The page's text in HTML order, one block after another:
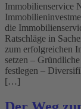
Immobilienservice
die
Ratschläge in
zum erfolgreichen
setzen –
festlegen –
[…]